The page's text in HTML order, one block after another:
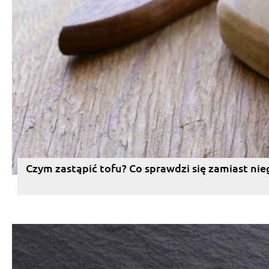
Czym zastąpić tofu? Co sprawdzi się zamiast